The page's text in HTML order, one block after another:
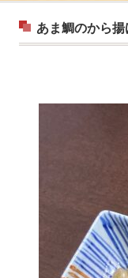
あま鯛のから